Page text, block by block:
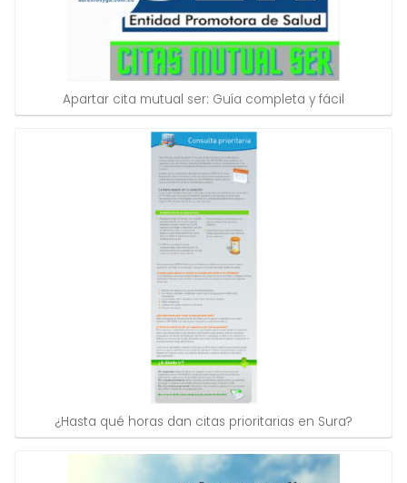
Apartar cita mutual ser: Guía completa y fácil
¿Hasta qué horas dan citas prioritarias en Sura?